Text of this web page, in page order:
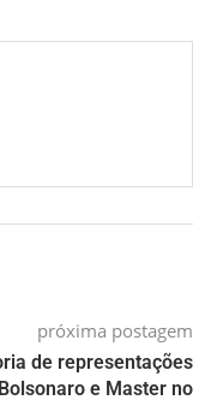
próxima postagem
de representações
e Master no